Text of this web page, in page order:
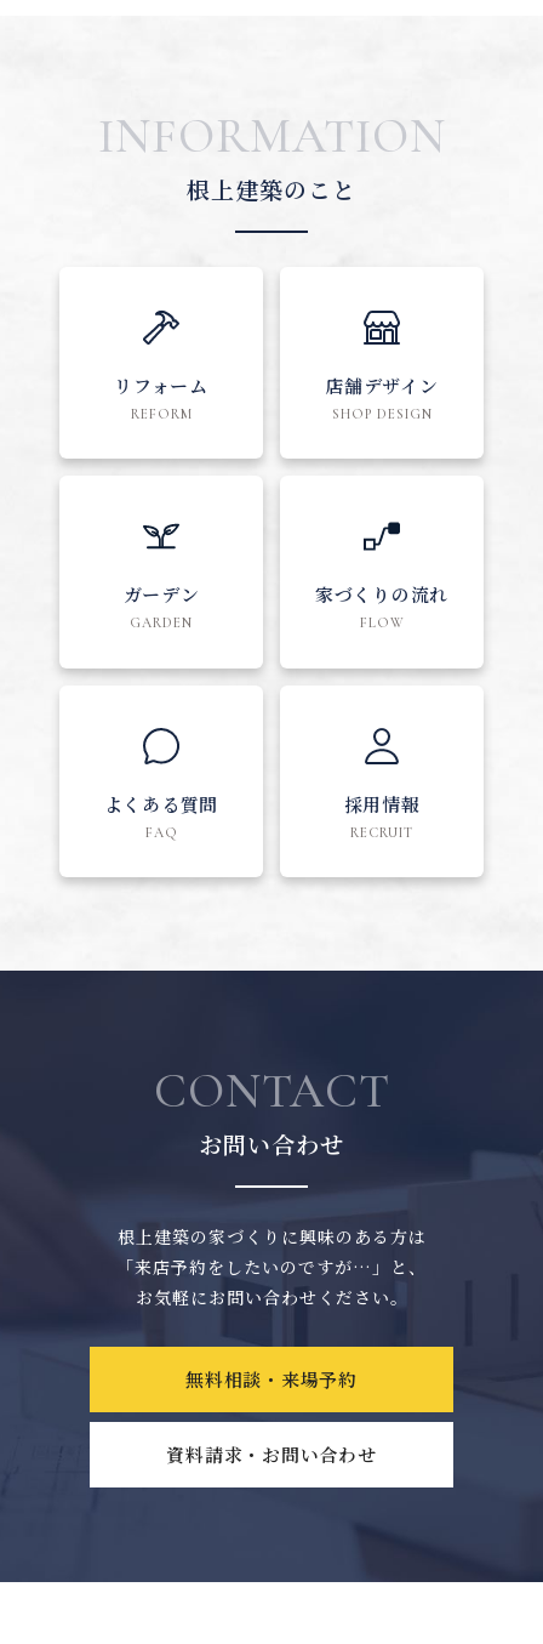
INFORMATION
根上建築のこと
リフォーム
REFORM
店舗デザイン
SHOP DESIGN
ガーデン
GARDEN
家づくりの流れ
FLOW
よくある質問
FAQ
採用情報
RECRUIT
CONTACT
お問い合わせ
根上建築の家づくりに興味のある方は
「来店予約をしたいのですが…」と、
お気軽にお問い合わせください。
無料相談・来場予約
資料請求・お問い合わせ